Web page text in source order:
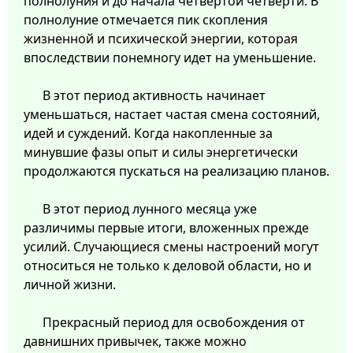
полнолуние отмечается пик скопления
жизненной и психической энергии, которая
впоследствии понемногу идет на уменьшение.
В этот период активность начинает
уменьшаться, настает частая смена состояний,
идей и суждений. Когда накопленные за
минувшие фазы опыт и силы энергетически
продолжаются пускаться на реализацию планов.
В этот период лунного месяца уже
различимы первые итоги, вложенных прежде
усилий. Случающиеся смены настроений могут
относиться не только к деловой области, но и
личной жизни.
Прекрасный период для освобождения от
давнишних привычек, также можно